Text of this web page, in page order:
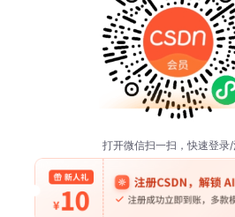
return 值或变量使用函数的好处（1）将
少重复性代码，提高开发效率。#定义函
my_len(s)#结果字符串asdfghjkl的长度是
2024-07-17 00:07:23 982
Python数据类型--元组（
元组使用小括号（），且使用逗号隔开
元素后面必修带有逗号，否则不是元组
2024-07-16 19:02:41 381
Python基础--运算符
（2）“*”还可以用于列表、元组、字符串